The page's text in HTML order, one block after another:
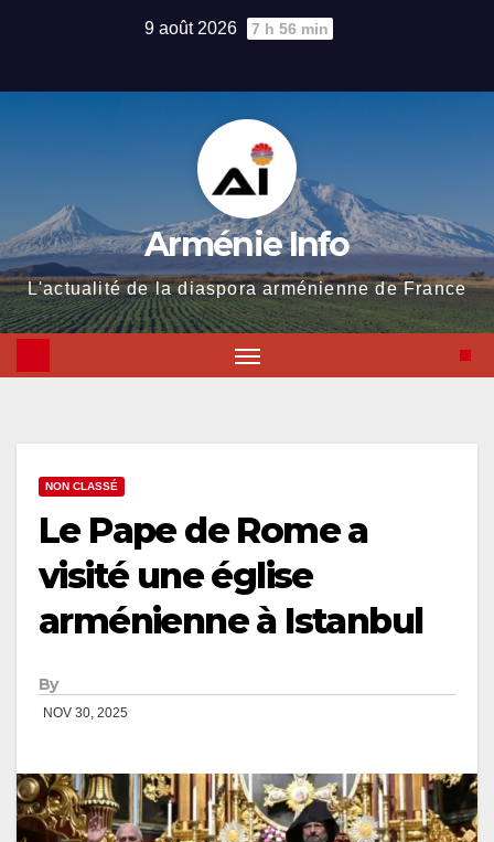
9 août 2026 7 h 56 min
Arménie Info
L'actualité de la diaspora arménienne de France
NON CLASSÉ
Le Pape de Rome a
visité une église
arménienne à Istanbul
By
NOV 30, 2025